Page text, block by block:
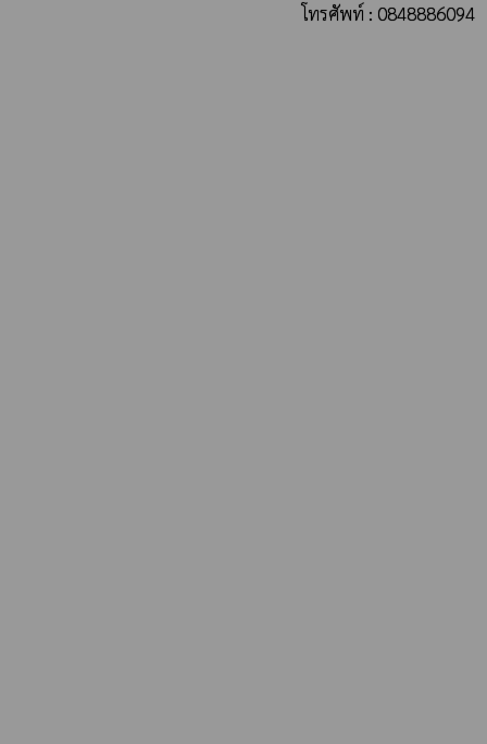
โทรศัพท์ : 0848886094